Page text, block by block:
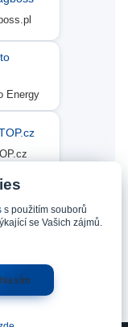
Energy
s použitím souborů
se Vašich zájmů.